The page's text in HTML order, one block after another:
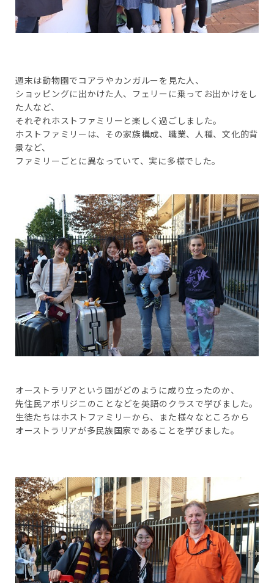
週末は動物園でコアラやカンガルーを見た人、
ショッピングに出かけた人、フェリーに乗ってお出かけをし
た人など、
それぞれホストファミリーと楽しく過ごしました。
ホストファミリーは、その家族構成、職業、人種、文化的背
景など、
ファミリーごとに異なっていて、実に多様でした。
オーストラリアという国がどのように成り立ったのか、
先住民アボリジニのことなどを英語のクラスで学びました。
生徒たちはホストファミリーから、また様々なところから
オーストラリアが多民族国家であることを学びました。